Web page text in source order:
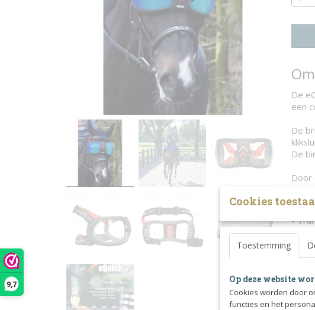
9,7
De
een
De
De
Door
-
Alle
De
Het
Cookies
Toestemming
Op deze website
Cookies worden door
functies en het